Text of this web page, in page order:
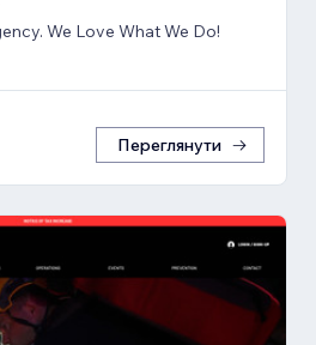
We Love What We Do!
Переглянути